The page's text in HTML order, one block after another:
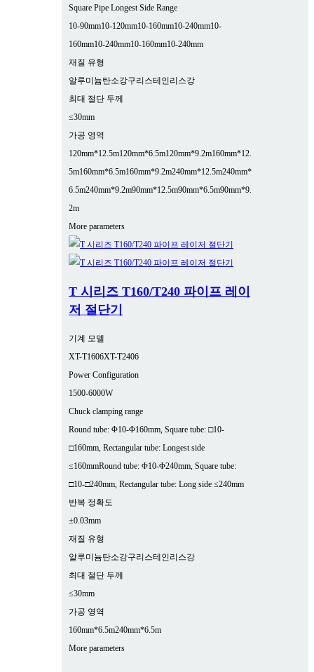
Square Pipe Longest Side Range
10-90mm10-120mm10-160mm10-240mm10-
160mm10-240mm10-160mm10-240mm
재질 유형
알루미늄탄소강구리 스테인리스강
최대 절단 두께
≤30mm
가공 영역
120mm*12.5m120mm*6.5m120mm*9.2m160mm*12.
5m160mm*6.5m160mm*9.2m240mm*12.5m240mm*
6.5m240mm*9.2m90mm*12.5m90mm*6.5m90mm*9.
2m
More parameters
T 시리즈 T160/T240 파이프 레이
저 절단기
기계 모델
XT-T1606XT-T2406
Power Configuration
1500-6000W
Chuck clamping range
Round tube: Φ10-Φ160mm, Square tube: □10-
□160mm, Rectangular tube: Longest side
≤160mmRound tube: Φ10-Φ240mm, Square tube:
□10-□240mm, Rectangular tube: Long side ≤240mm
반복 정확도
±0.03mm
재질 유형
알루미늄탄소강구리 스테인리스강
최대 절단 두께
≤30mm
가공 영역
160mm*6.5m240mm*6.5m
More parameters